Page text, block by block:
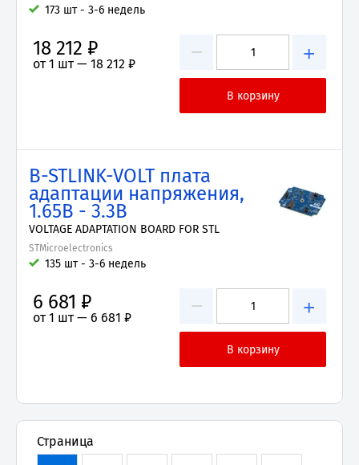
173 шт - 3-6 недель
− +
18 212 ₽
от 1 шт — 18 212 ₽
B-STLINK-VOLT плата
адаптации напряжения,
1.65В - 3.3В
VOLTAGE ADAPTATION BOARD FOR STL
STMicroelectronics
135 шт - 3-6 недель
− +
6 681 ₽
от 1 шт — 6 681 ₽
Страница